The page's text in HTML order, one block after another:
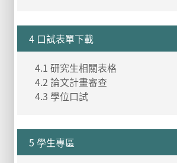
4 口試表單下載
4.1 研究生相關表格
4.2 論文計畫審查
4.3 學位口試
5 學生專區